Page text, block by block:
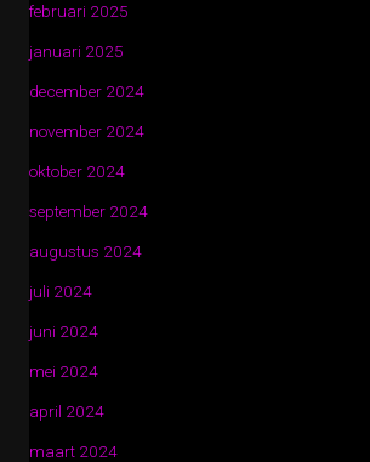
februari 2025
januari 2025
december 2024
november 2024
oktober 2024
september 2024
augustus 2024
juli 2024
juni 2024
mei 2024
april 2024
maart 2024